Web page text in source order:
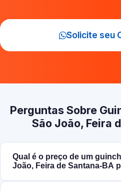
Solicite seu
Perguntas Sobre
São João, Feira
Qual é o preço de um
João, Feira de Santana‑BA